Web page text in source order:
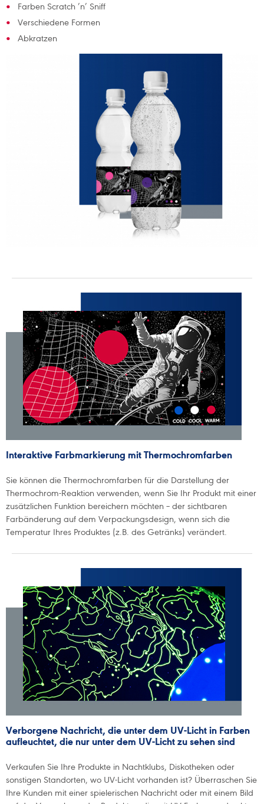
Farben Scratch ’n’ Sniff
Verschiedene Formen
Abkratzen
Interaktive Farbmarkierung mit Thermochromfarben
Sie können die Thermochromfarben für die Darstellung der
Thermochrom-Reaktion verwenden, wenn Sie Ihr Produkt mit einer
zusätzlichen Funktion bereichern möchten – der sichtbaren
Farbänderung auf dem Verpackungsdesign, wenn sich die
Temperatur Ihres Produktes (z.B. des Getränks) verändert.
Verborgene Nachricht, die unter dem UV-Licht in Farben
aufleuchtet, die nur unter dem UV-Licht zu sehen sind
Verkaufen Sie Ihre Produkte in Nachtklubs, Diskotheken oder
sonstigen Standorten, wo UV-Licht vorhanden ist? Überraschen Sie
Ihre Kunden mit einer spielerischen Nachricht oder mit einem Bild